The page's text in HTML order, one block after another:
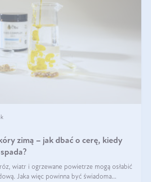
zimą – jak dbać o cerę, kiedy
wiatr i ogrzewane powietrze mogą osłabić
Jaka więc powinna być świadoma